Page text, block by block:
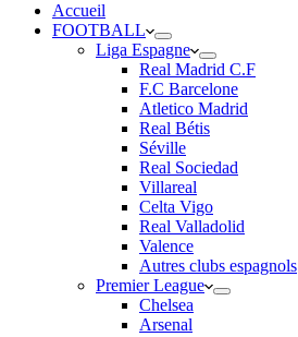
Accueil
FOOTBALL
Liga Espagne
Real Madrid C.F
F.C Barcelone
Atletico Madrid
Real Bétis
Séville
Real Sociedad
Villareal
Celta Vigo
Real Valladolid
Valence
Autres clubs espagnols
Premier League
Chelsea
Arsenal